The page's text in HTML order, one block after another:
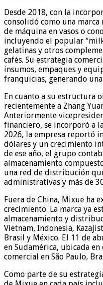
Desde 2018, con la
consolidó como una
de máquina en vasos o
incluyendo el popular
gelatinas y otros
cafés. Su estrategia
insumos, empaques y
franquicias, generando
En cuanto a su estructura
recientemente a Zhang
Anteriormente
financiero, se incorporó a
2026, la empresa reportó
dólares y un crecimiento
de ese año, el grupo
almacenamiento
una red de distribución
administrativas y más de
Fuera de China, Mixue ha
crecimiento. La marca ya
almacenamiento y
Vietnam, Indonesia,
Brasil y México. El 11 de
en Sudamérica, ubicada
comercial en São Paulo,
Como parte de su